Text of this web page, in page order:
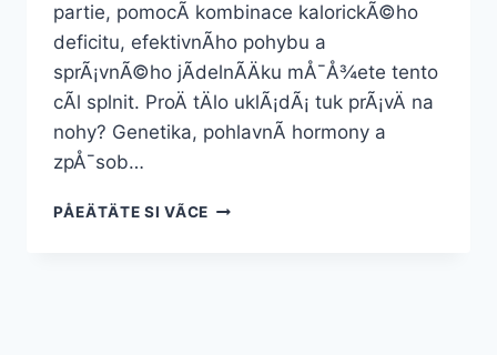
partie, pomocÃ­ kombinace kalorickÃ©ho
deficitu, efektivnÃ­ho pohybu a
sprÃ¡vnÃ©ho jÃ­delnÃ­Äku mÅ¯Å¾ete tento
cÃ­l splnit. ProÄ tÄlo uklÃ¡dÃ¡ tuk prÃ¡vÄ na
nohy? Genetika, pohlavnÃ­ hormony a
zpÅ¯sob…
PÅEÄTÄTE SI VÃ­CEJAK